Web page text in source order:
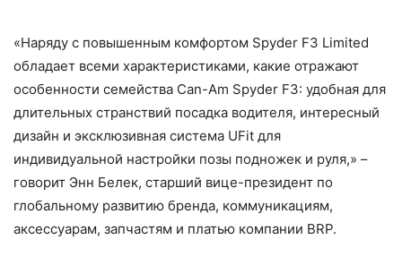
«Наряду с повышенным комфортом Spyder F3 Limited
обладает всеми характеристиками, какие отражают
особенности семейства Can-Am Spyder F3: удобная для
длительных странствий посадка водителя, интересный
дизайн и эксклюзивная система UFit для
индивидуальной настройки позы подножек и руля,» –
говорит Энн Белек, старший вице-президент по
глобальному развитию бренда, коммуникациям,
аксессуарам, запчастям и платью компании BRP.